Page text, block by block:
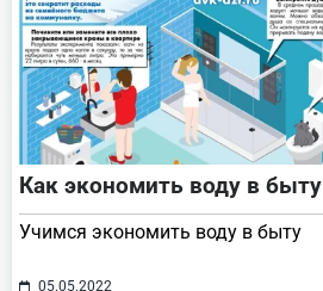
Как экономить воду в быту
Учимся экономить воду в быту
05.05.2022